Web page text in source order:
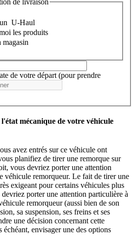
de livraison
U-Haul
les produits
magasin
de votre départ (pour prendre
mécanique de votre véhicule
avez entrés sur ce véhicule ont
planifiez de tirer une remorque sur
vous devriez porter une attention
véhicule remorqueur. Le fait de tirer une
exigeant pour certains véhicules plus
porter une attention particulière à
remorqueur (aussi bien de son
sa suspension, ses freins et ses
une décision concernant cette
échéant, envisager une des options